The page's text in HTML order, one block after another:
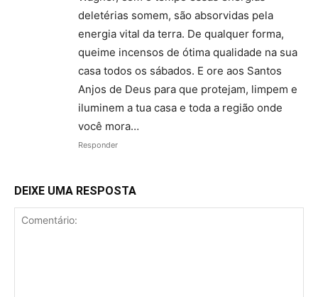
deletérias somem, são absorvidas pela
energia vital da terra. De qualquer forma,
queime incensos de ótima qualidade na sua
casa todos os sábados. E ore aos Santos
Anjos de Deus para que protejam, limpem e
iluminem a tua casa e toda a região onde
você mora…
Responder
DEIXE UMA RESPOSTA